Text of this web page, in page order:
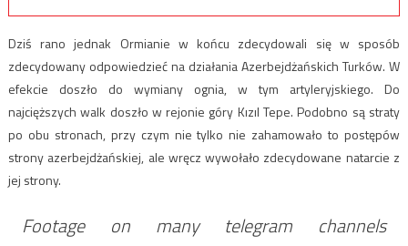
Dziś rano jednak Ormianie w końcu zdecydowali się w sposób
zdecydowany odpowiedzieć na działania Azerbejdżańskich Turków. W
efekcie doszło do wymiany ognia, w tym artyleryjskiego. Do
najcięższych walk doszło w rejonie góry Kızıl Tepe. Podobno są straty
po obu stronach, przy czym nie tylko nie zahamowało to postępów
strony azerbejdżańskiej, ale wręcz wywołało zdecydowane natarcie z
jej strony.
Footage on many telegram channels